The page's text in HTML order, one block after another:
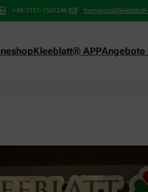
+49-2151-1501246
Kleeblatt® APPAngebote